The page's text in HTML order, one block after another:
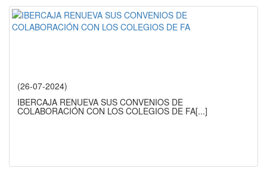
(26-07-2024)
IBERCAJA RENUEVA SUS CONVENIOS DE
COLABORACIÓN CON LOS COLEGIOS DE FA[...]